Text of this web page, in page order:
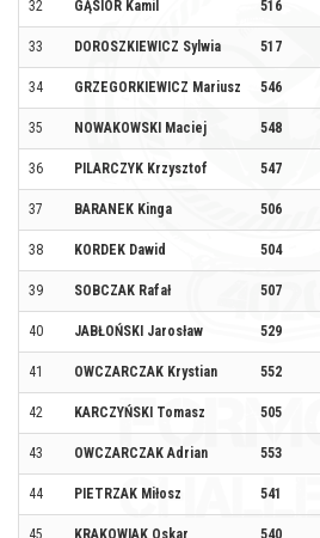
32 GĄSIOR Kamil 516
33 DOROSZKIEWICZ Sylwia 517
34 GRZEGORKIEWICZ Mariusz 546
35 NOWAKOWSKI Maciej 548
36 PILARCZYK Krzysztof 547
37 BARANEK Kinga 506
38 KORDEK Dawid 504
39 SOBCZAK Rafał 507
40 JABŁOŃSKI Jarosław 529
41 OWCZARCZAK Krystian 552
42 KARCZYŃSKI Tomasz 505
43 OWCZARCZAK Adrian 553
44 PIETRZAK Miłosz 541
45 KRAKOWIAK Oskar 540